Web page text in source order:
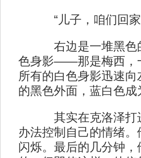
“儿子，咱们回家
右边是一堆黑色的
色身影——那是梅西，
所有的白色身影迅速
的黑色外面，蓝白色成
其实在克洛泽打进
办法控制自己的情绪
闪烁。最后的几分钟